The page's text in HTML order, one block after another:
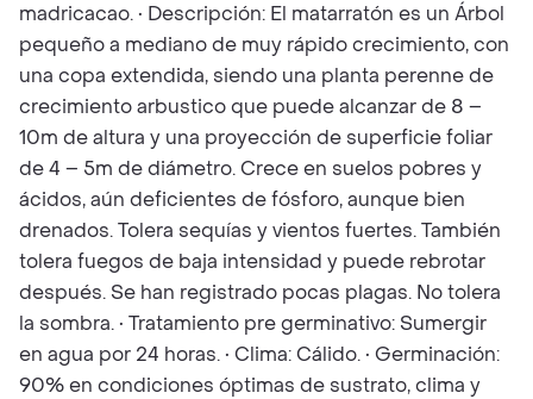
madricacao. • Descripción: El matarratón es un Árbol
pequeño a mediano de muy rápido crecimiento, con
una copa extendida, siendo una planta perenne de
crecimiento arbustico que puede alcanzar de 8 –
10m de altura y una proyección de superficie foliar
de 4 – 5m de diámetro. Crece en suelos pobres y
ácidos, aún deficientes de fósforo, aunque bien
drenados. Tolera sequías y vientos fuertes. También
tolera fuegos de baja intensidad y puede rebrotar
después. Se han registrado pocas plagas. No tolera
la sombra. • Tratamiento pre germinativo: Sumergir
en agua por 24 horas. • Clima: Cálido. • Germinación:
90% en condiciones óptimas de sustrato, clima y